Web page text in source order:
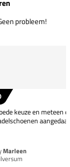
probleem!
keuze en meteen
Marleen